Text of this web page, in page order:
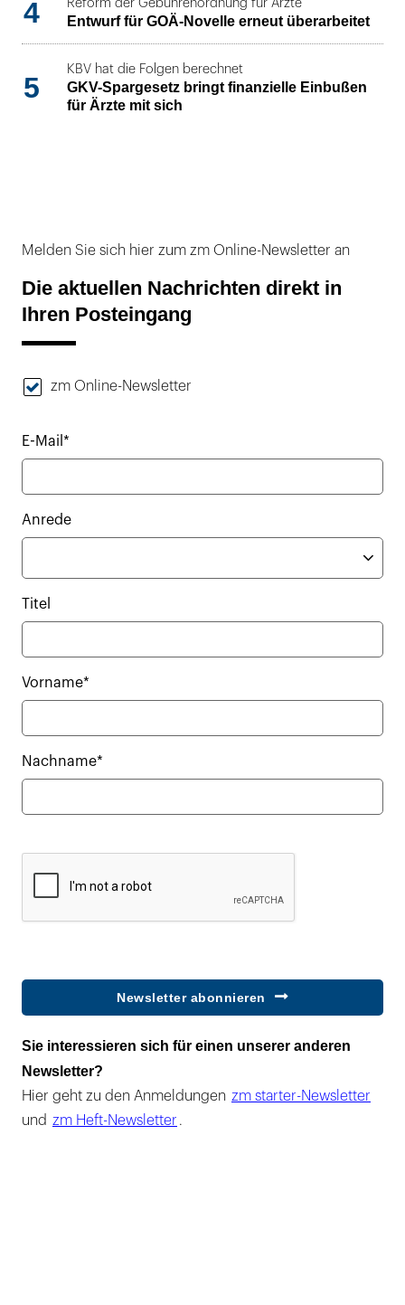
4 Reform der Gebührenordnung für Ärzte
Entwurf für GOÄ-Novelle erneut überarbeitet
5
KBV hat die Folgen berechnet
GKV-Spargesetz bringt finanzielle Einbußen
für Ärzte mit sich
Melden Sie sich hier zum zm Online-Newsletter an
Die aktuellen Nachrichten direkt in
Ihren Posteingang
zm Online-Newsletter
E-Mail*
Anrede
Titel
Vorname*
Nachname*
Newsletter abonnieren
Sie interessieren sich für einen unserer anderen
Newsletter?
Hier geht zu den Anmeldungen zm starter-Newsletter
und zm Heft-Newsletter .